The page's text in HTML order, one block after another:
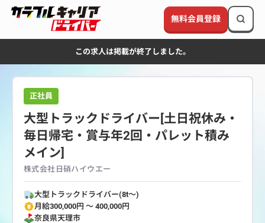
無料会員登録
この求人は掲載が終了しました。
正社員
大型トラックドライバー[土日祝休み・
毎日帰宅・賞与年2回・パレット積み
メイン]
株式会社日硝ハイウエー
大型トラックドライバー(8t～)
月給300,000円 〜 400,000円
奈良県天理市